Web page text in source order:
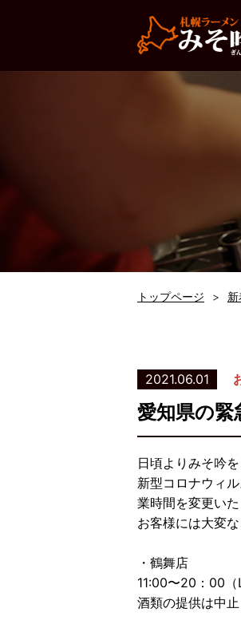
トップページ
2021.06.01
愛知県の緊
日頃よりみそ吟
新型コロナウィ
業時間を変更いた
お客様には大変
・鶴舞店
11:00〜20：00（
酒類の提供は中止